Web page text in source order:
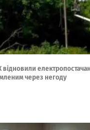
відновили
через негоду